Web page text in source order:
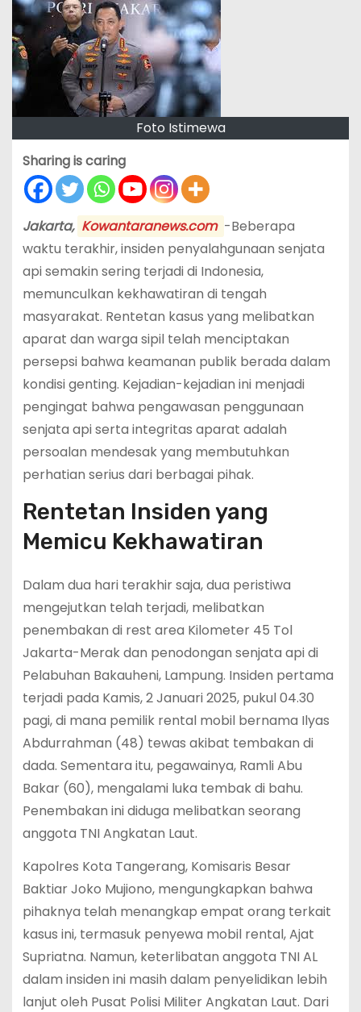
Foto Istimewa
Sharing is caring
Jakarta, Kowantaranews.com -Beberapa
waktu terakhir, insiden penyalahgunaan senjata
api semakin sering terjadi di Indonesia,
memunculkan kekhawatiran di tengah
masyarakat. Rentetan kasus yang melibatkan
aparat dan warga sipil telah menciptakan
persepsi bahwa keamanan publik berada dalam
kondisi genting. Kejadian-kejadian ini menjadi
pengingat bahwa pengawasan penggunaan
senjata api serta integritas aparat adalah
persoalan mendesak yang membutuhkan
perhatian serius dari berbagai pihak.
Rentetan Insiden yang
Memicu Kekhawatiran
Dalam dua hari terakhir saja, dua peristiwa
mengejutkan telah terjadi, melibatkan
penembakan di rest area Kilometer 45 Tol
Jakarta-Merak dan penodongan senjata api di
Pelabuhan Bakauheni, Lampung. Insiden pertama
terjadi pada Kamis, 2 Januari 2025, pukul 04.30
pagi, di mana pemilik rental mobil bernama Ilyas
Abdurrahman (48) tewas akibat tembakan di
dada. Sementara itu, pegawainya, Ramli Abu
Bakar (60), mengalami luka tembak di bahu.
Penembakan ini diduga melibatkan seorang
anggota TNI Angkatan Laut.
Kapolres Kota Tangerang, Komisaris Besar
Baktiar Joko Mujiono, mengungkapkan bahwa
pihaknya telah menangkap empat orang terkait
kasus ini, termasuk penyewa mobil rental, Ajat
Supriatna. Namun, keterlibatan anggota TNI AL
dalam insiden ini masih dalam penyelidikan lebih
lanjut oleh Pusat Polisi Militer Angkatan Laut. Dari